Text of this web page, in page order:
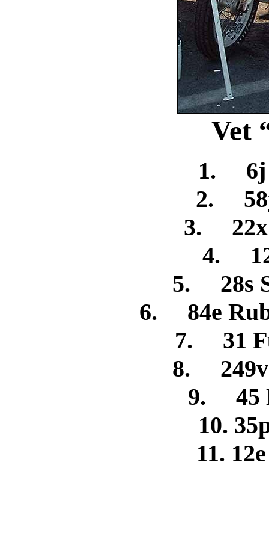
Vet
1. 6j
2.
3. 22x
4.
5. 28s
6. 84e
7. 31
8. 249v
9. 45
10.
11.